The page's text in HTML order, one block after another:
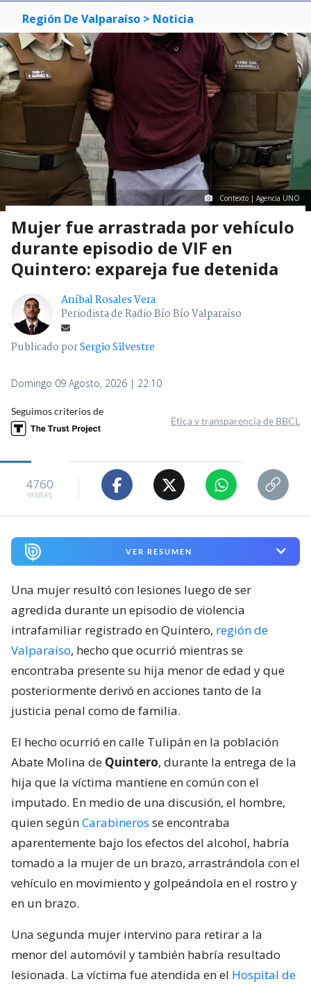
Región De Valparaíso > Noticia
Contexto | Agencia UNO
Mujer fue arrastrada por vehículo
durante episodio de VIF en
Quintero: expareja fue detenida
Aníbal Rosales Vera
Periodista de Radio Bío Bío Valparaíso
Publicado porSergio Silvestre
Domingo 09 Agosto, 2026 | 22:10
Seguimos criterios de
Ética y transparencia de BBCL
4760
visitas
VER RESUMEN
Una mujer resultó con lesiones luego de ser
agredida durante un episodio de violencia
intrafamiliar registrado en Quintero, región de
Valparaíso, hecho que ocurrió mientras se
encontraba presente su hija menor de edad y que
posteriormente derivó en acciones tanto de la
justicia penal como de familia.
El hecho ocurrió en calle Tulipán en la población
Abate Molina de Quintero, durante la entrega de la
hija que la víctima mantiene en común con el
imputado. En medio de una discusión, el hombre,
quien segúnCarabineros se encontraba
aparentemente bajo los efectos del alcohol, habría
tomado a la mujer de un brazo, arrastrándola con el
vehículo en movimiento y golpeándola en el rostro y
en un brazo.
Una segunda mujer intervino para retirar a la
menor del automóvil y también habría resultado
lesionada. La víctima fue atendida en el Hospital de